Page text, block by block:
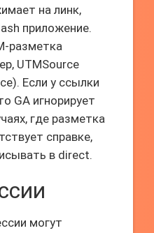
на линк,
приложение.
разметка
UTMSource
Если у ссылки
GA игнорирует
где разметка
справке,
в direct.
могут